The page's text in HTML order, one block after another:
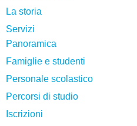
La storia
Servizi
Panoramica
Famiglie e studenti
Personale scolastico
Percorsi di studio
Iscrizioni